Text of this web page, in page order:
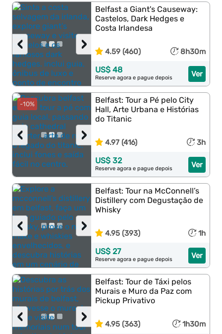
›
‹
Belfast a Giant's Causeway:
Castelos, Dark Hedges e
Costa Irlandesa
4.59 (460) 8h30m
Ver
US$ 48
Reserve agora e pague depois
-10%
›
‹
Belfast: Tour a Pé pelo City
Hall, Arte Urbana e Histórias
do Titanic
4.97 (416) 3h
Ver
US$ 32
Reserve agora e pague depois
›
‹
Belfast: Tour na McConnell’s
Distillery com Degustação de
Whisky
4.95 (393) 1h
Ver
US$ 27
Reserve agora e pague depois
›
‹
Belfast: Tour de Táxi pelos
Murais e Muro da Paz com
Pickup Privativo
4.95 (363) 1h30m